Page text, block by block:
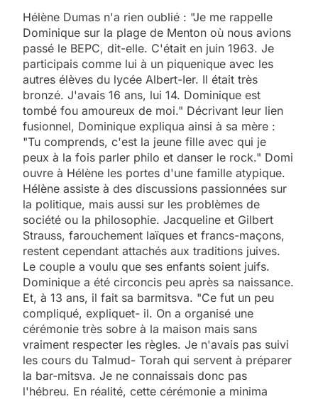
Hélène Dumas n'a rien oublié : "Je me rappelle
Dominique sur la plage de Menton où nous avions
passé le BEPC, dit-elle. C'était en juin 1963. Je
participais comme lui à un piquenique avec les
autres élèves du lycée Albert-Ier. Il était très
bronzé. J'avais 16 ans, lui 14. Dominique est
tombé fou amoureux de moi." Décrivant leur lien
fusionnel, Dominique expliqua ainsi à sa mère :
"Tu comprends, c'est la jeune fille avec qui je
peux à la fois parler philo et danser le rock." Domi
ouvre à Hélène les portes d'une famille atypique.
Hélène assiste à des discussions passionnées sur
la politique, mais aussi sur les problèmes de
société ou la philosophie. Jacqueline et Gilbert
Strauss, farouchement laïques et francs-maçons,
restent cependant attachés aux traditions juives.
Le couple a voulu que ses enfants soient juifs.
Dominique a été circoncis peu après sa naissance.
Et, à 13 ans, il fait sa barmitsva. "Ce fut un peu
compliqué, expliquet- il. On a organisé une
cérémonie très sobre à la maison mais sans
vraiment respecter les règles. Je n'avais pas suivi
les cours du Talmud- Torah qui servent à préparer
la bar-mitsva. Je ne connaissais donc pas
l'hébreu. En réalité, cette cérémonie a minima